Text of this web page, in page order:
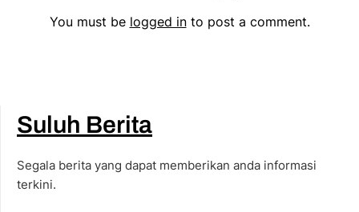
You must be logged into post a comment.
Suluh Berita
Segala berita yang dapat memberikan anda informasi
terkini.